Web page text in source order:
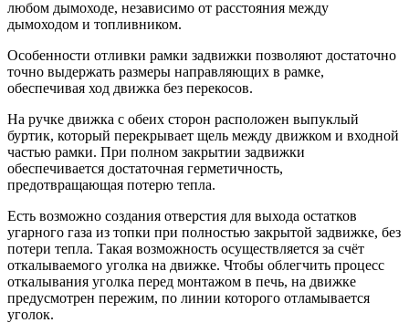
любом дымоходе, независимо от расстояния между
дымоходом и топливником.
Особенности отливки рамки задвижки позволяют достаточно
точно выдержать размеры направляющих в рамке,
обеспечивая ход движка без перекосов.
На ручке движка с обеих сторон расположен выпуклый
буртик, который перекрывает щель между движком и входной
частью рамки. При полном закрытии задвижки
обеспечивается достаточная герметичность,
предотвращающая потерю тепла.
Есть возможно создания отверстия для выхода остатков
угарного газа из топки при полностью закрытой задвижке, без
потери тепла. Такая возможность осуществляется за счёт
откалываемого уголка на движке. Чтобы облегчить процесс
откалывания уголка перед монтажом в печь, на движке
предусмотрен пережим, по линии которого отламывается
уголок.